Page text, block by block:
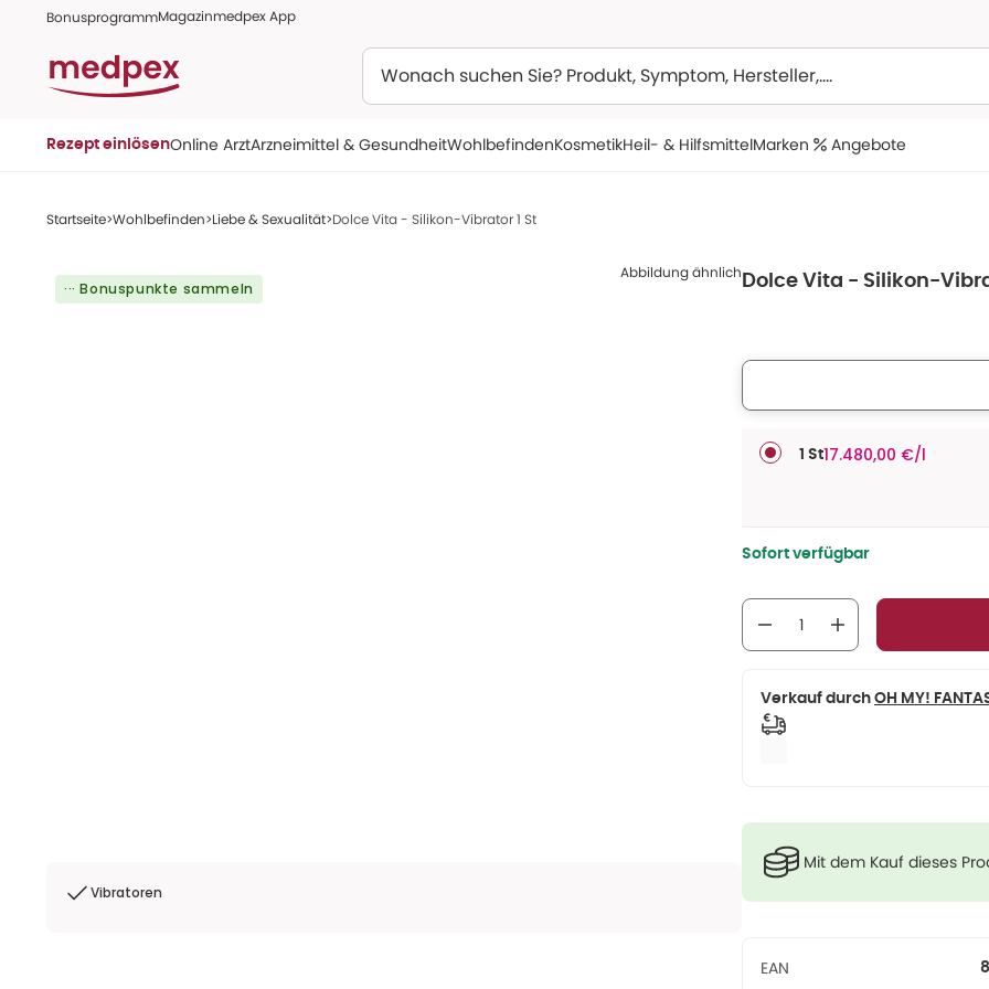
BonusprogrammMagazinmedpex App
Rezept einlösenOnline ArztArzneimittel & GesundheitWohlbefindenKosmetikHeil- & HilfsmittelMarken Angebote
Startseite Wohlbefinden Liebe & Sexualität Dolce Vita - Silikon-Vibrator 1 St
··· Bonuspunkte sammeln
Abbildung ähnlich
Vibratoren
Dolce Vita - Silikon-
1 St17.480,00 €/l
Sofort verfügbar
Verkauf durch OH MY!
Mit dem Kauf dieses
EAN